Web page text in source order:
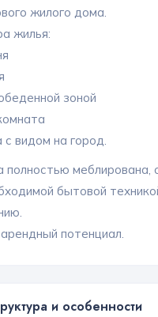
жилого дома.
жилья:
зоной
с видом на город.
полностью меблирована,
бытовой
потенциал.
и особенности